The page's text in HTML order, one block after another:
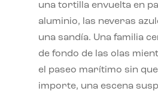
una tortilla envuelta en
aluminio, las neveras
una sandía. Una familia
de fondo de las olas
el paseo marítimo sin
importe, una escena